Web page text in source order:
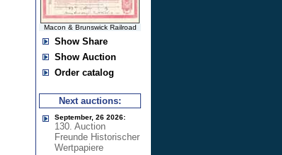
Macon & Brunswick Railroad
Show Share
Show Auction
Order catalog
Next auctions:
September, 26 2026:
130. Auction
Freunde Historischer
Wertpapiere